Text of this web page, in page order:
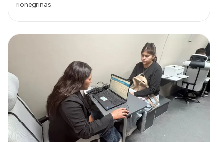
rionegrinas.